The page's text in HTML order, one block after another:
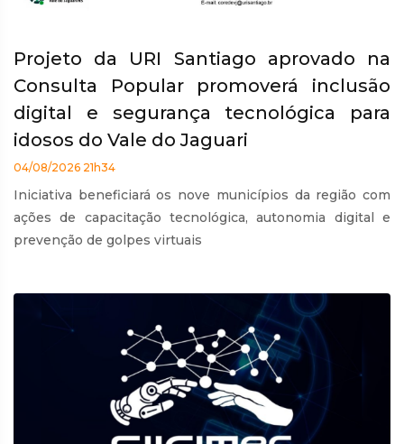
Projeto da URI Santiago aprovado na
Consulta Popular promoverá inclusão
digital e segurança tecnológica para
idosos do Vale do Jaguari
04/08/2026 21h34
Iniciativa beneficiará os nove municípios da região com
ações de capacitação tecnológica, autonomia digital e
prevenção de golpes virtuais